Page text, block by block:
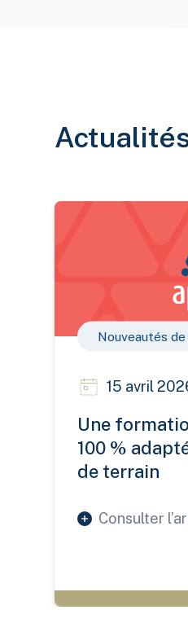
Une formation en
Nouveautés de
15 avril
Une
100 %
de terrain
Consulter